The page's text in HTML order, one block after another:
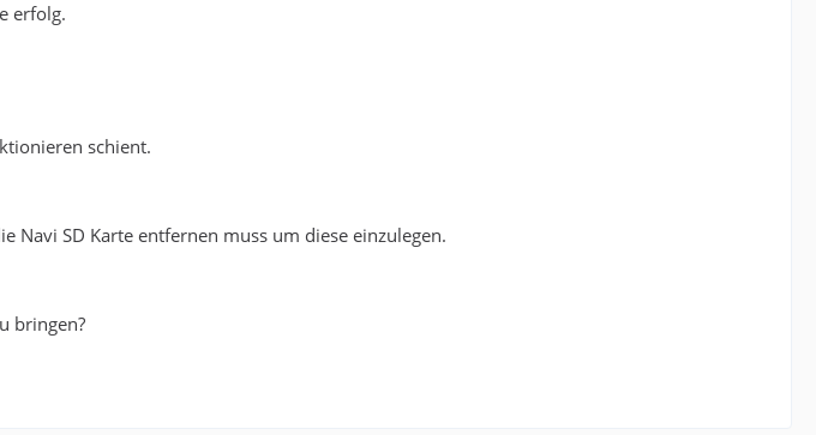
erfolg.
schient.
Navi SD Karte entfernen muss um diese einzulegen.
bringen?